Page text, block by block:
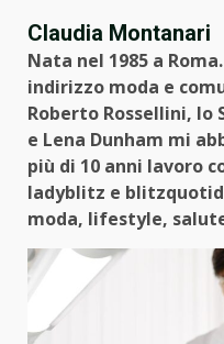
Claudia Montanari
Nata nel 1985 a
indirizzo moda e
Roberto Rossellini,
e Lena Dunham mi
più di 10 anni lavoro
ladyblitz e
moda, lifestyle,